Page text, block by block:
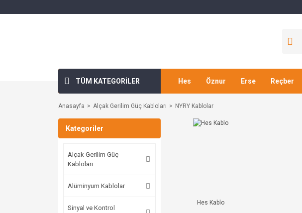
TÜM KATEGORİLER Hes Öznur Erse Reçber
Anasayfa Alçak Gerilim Güç Kabloları NYRY Kablolar
Kategoriler
Alçak Gerilim Güç
Kabloları
Alüminyum Kablolar
Sinyal ve Kontrol
Hes Kablo